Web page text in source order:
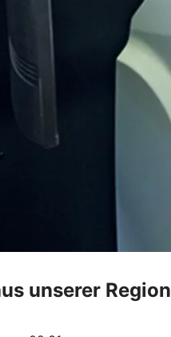
unserer Region